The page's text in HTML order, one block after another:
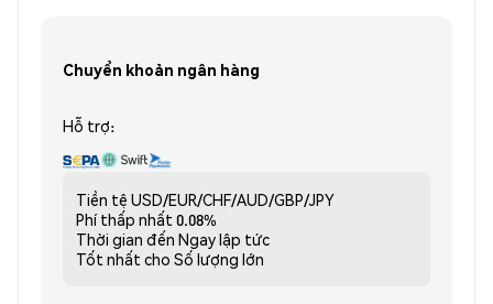
Chuyển khoản ngân hàng
Hỗ trợ:
Tiền tệ USD/EUR/CHF/AUD/GBP/JPY
Phí thấp nhất 0.08%
Thời gian đến Ngay lập tức
Tốt nhất cho Số lượng lớn